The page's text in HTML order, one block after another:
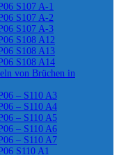
S107 A-1
S107 A-2
S107 A-3
S108 A12
S108 A13
S108 A14
von Brüchen in
– S110 A3
– S110 A4
– S110 A5
– S110 A6
– S110 A7
S110 A1